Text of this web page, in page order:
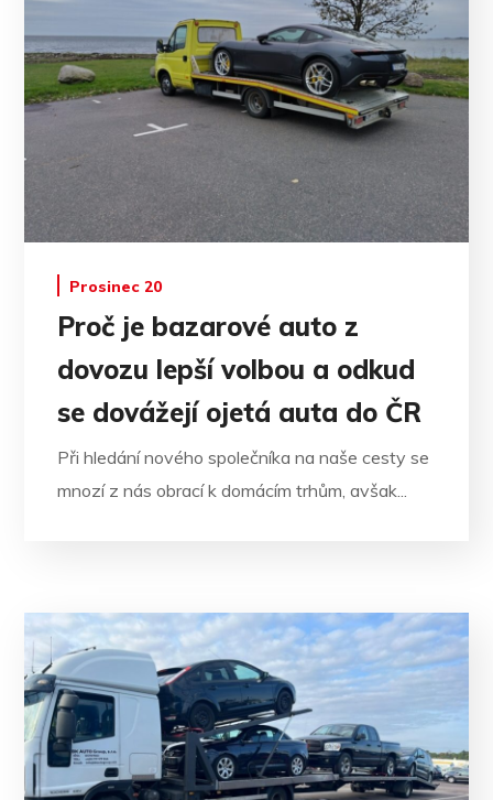
Prosinec 20
Proč je bazarové auto z
dovozu lepší volbou a odkud
se dovážejí ojetá auta do ČR
Při hledání nového společníka na naše cesty se
mnozí z nás obrací k domácím trhům, avšak...